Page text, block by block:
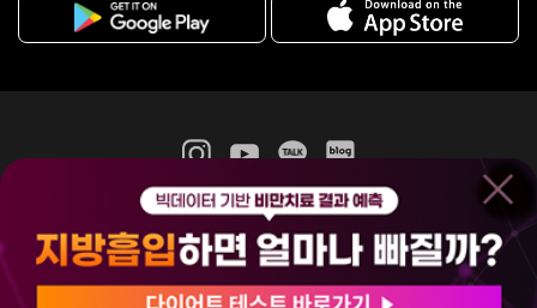
365mc 병·의원 이용약관
홈페이지 이용약관
비급여진료수가
(주)365mcㅣ서울특별시 서초구 서초대로52길 7, 3~4층(서초동, 제일빌딩)
120-87-04354ㅣ김남철